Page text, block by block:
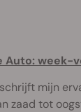
Auto: week-
mijn
zaad tot